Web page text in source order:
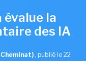
la
des IA
, publié le 22